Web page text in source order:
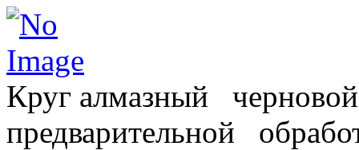
Круг алмазный черновой
предварительной